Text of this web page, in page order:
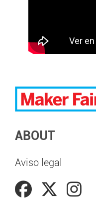
ABOUT
Aviso legal